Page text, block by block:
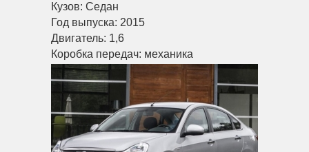
Кузов: Седан
Год выпуска: 2015
Двигатель: 1,6
Коробка передач: механика